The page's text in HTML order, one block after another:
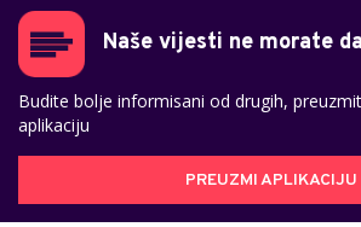
Naše vijesti ne morate
Budite bolje informisani od drugih,
aplikaciju
PREUZMI APLIKACIJU